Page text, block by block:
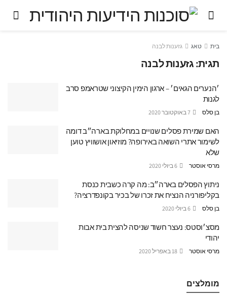
בית טאג גזענות לבנה
תגית:גזענות לבנה
׳הנערים הגאים׳ – ארגון הימין הקיצוני שטראמפ סרב
לגנות
בן סלס
האם שמירת פסלים שנויים במחלוקת בארה״ב דומה
לשימור אתרי השואה באירופה? מוזיאון אושוויץ טוען
שלא
מרסי אוסטר
ניתוץ הפסלים בארה״ב: מה קרה כשבית כנסת
בקליפורניה הנציח את זכרו של בכיר בקונפדרציה?
בן סלס
מסצ׳וסטס: נעצר חשוד שניסה להצית בית אבות
יהודי
מרסי אוסטר
מומלצים